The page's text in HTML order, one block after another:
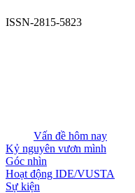
ISSN-2815-5823
Vấn đề hôm nay
Kỷ nguyên vươn mình
Góc nhìn
Hoạt động IDE/VUSTA
Sự kiện